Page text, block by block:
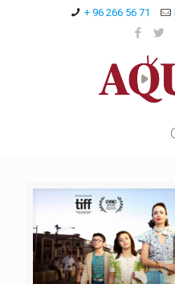
+ 96 266 56 71